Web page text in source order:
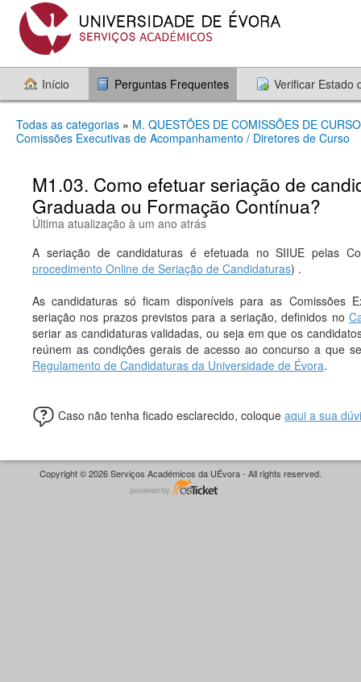
Início Perguntas Frequentes Verificar Estado
Todas as categorias » M. QUESTÕES DE COMISSÕES DE
Comissões Executivas de Acompanhamento / Diretores de Curso
M1.03. Como efetuar seriação de
Graduada ou Formação Contínua?
Última atualização à um ano atrás
A seriação de candidaturas é efetuada no SIIUE pelas
procedimento Online de Seriação de Candidaturas) .
As candidaturas só ficam disponíveis para as Comissões
seriação nos prazos previstos para a seriação, definidos no
seriar as candidaturas validadas, ou seja em que os
reúnem as condições gerais de acesso ao concurso a que
Regulamento de Candidaturas da Universidade de Évora.
Caso não tenha ficado esclarecido, coloque aqui a sua
Copyright © 2026 Serviços Académicos da UÉvora - All rights reserved.